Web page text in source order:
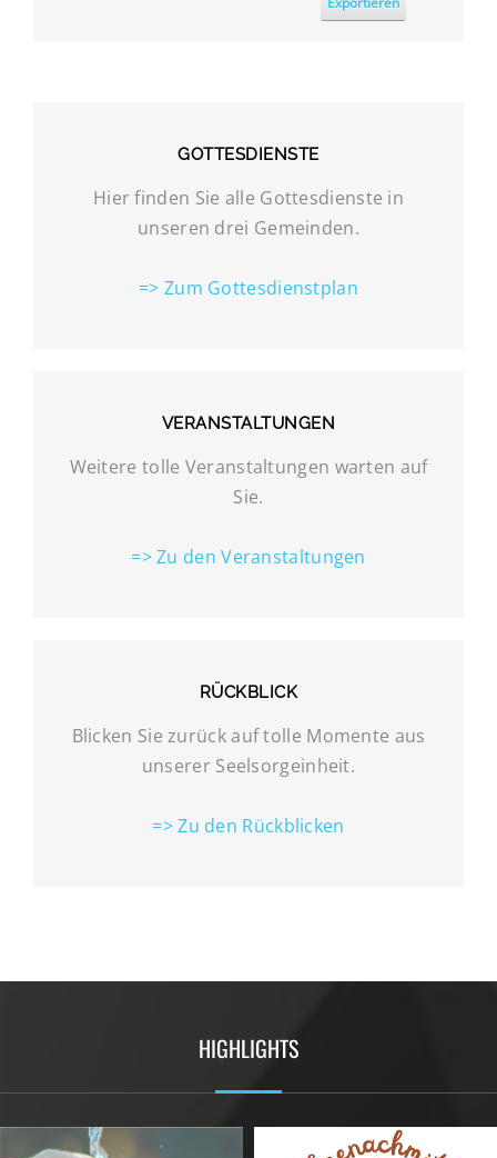
GOTTESDIENSTE
Hier finden Sie alle Gottesdienste in
unseren drei Gemeinden.
=> Zum Gottesdienstplan
VERANSTALTUNGEN
Weitere tolle Veranstaltungen warten auf
Sie.
=> Zu den Veranstaltungen
RÜCKBLICK
Blicken Sie zurück auf tolle Momente aus
unserer Seelsorgeinheit.
=> Zu den Rückblicken
HIGHLIGHTS